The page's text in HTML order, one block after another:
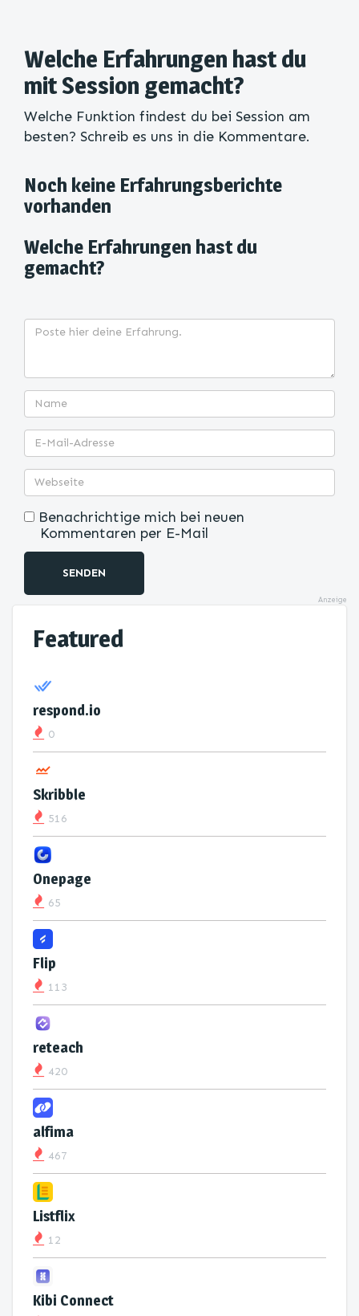
Welche Erfahrungen hast du
mit Session gemacht?
Welche Funktion findest du bei Session am
besten? Schreib es uns in die Kommentare.
Noch keine Erfahrungsberichte
vorhanden
Welche Erfahrungen hast du
gemacht?
Benachrichtige mich bei neuen
Kommentaren per E-Mail
SENDEN
Anzeige
Featured
respond.io
0
Skribble
516
Onepage
65
Flip
113
reteach
420
alfima
467
Listflix
12
Kibi Connect